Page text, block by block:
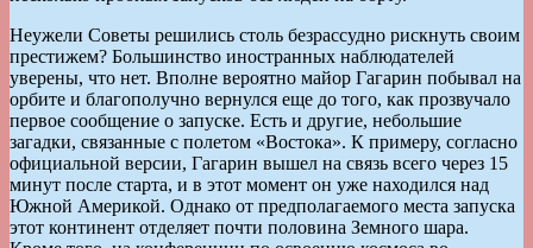
Неужели Советы решились столь безрассудно рискнуть своим
престижем? Большинство иностранных наблюдателей
уверены, что нет. Вполне вероятно майор Гагарин побывал на
орбите и благополучно вернулся еще до того, как прозвучало
первое сообщение о запуске. Есть и другие, небольшие
загадки, связанные с полетом «Востока». К примеру, согласно
официальной версии, Гагарин вышел на связь всего через 15
минут после старта, и в этот момент он уже находился над
Южной Америкой. Однако от предполагаемого места запуска
этот континент отделяет почти половина Земного шара.